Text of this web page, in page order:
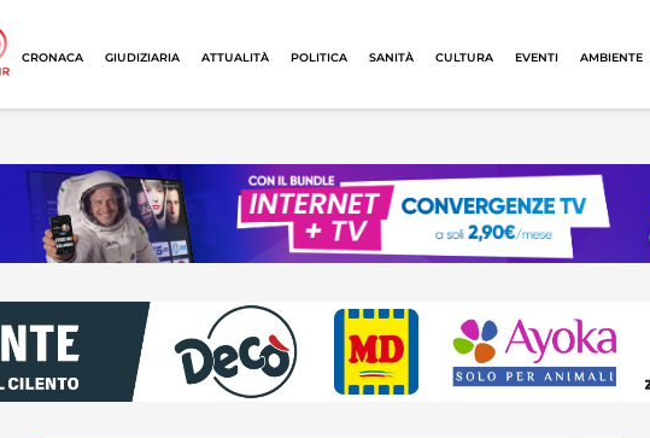
CRONACA GIUDIZIARIA ATTUALITÀ POLITICA SANITÀ CULTURA EVENTI AMBIENTE